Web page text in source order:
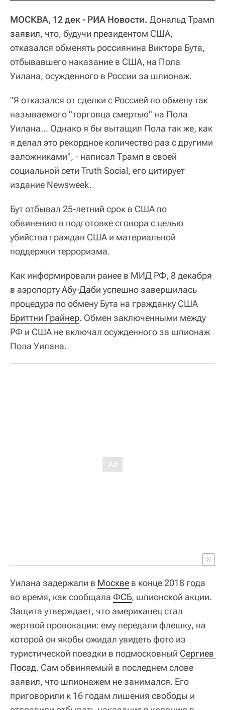
МОСКВА, 12 дек - РИА Новости. Дональд Трамп
заявил, что, будучи президентом США,
отказался обменять россиянина Виктора Бута,
отбывавшего наказание в США, на Пола
Уилана, осужденного в России за шпионаж.
"Я отказался от сделки с Россией по обмену так
называемого "торговца смертью" на Пола
Уилана... Однако я бы вытащил Пола так же, как
я делал это рекордное количество раз с другими
заложниками", - написал Трамп в своей
социальной сети Truth Social, его цитирует
издание Newsweek.
Бут отбывал 25-летний срок в США по
обвинению в подготовке сговора с целью
убийства граждан США и материальной
поддержки терроризма.
Как информировали ранее в МИД РФ, 8 декабря
в аэропортуАбу-Даби успешно завершилась
процедура по обмену Бута на гражданку США
Бриттни Грайнер. Обмен заключенными между
РФ и США не включал осужденного за шпионаж
Пола Уилана.
Уилана задержали в Москве в конце 2018 года
во время, как сообщала ФСБ, шпионской акции.
Защита утверждает, что американец стал
жертвой провокации: ему передали флешку, на
которой он якобы ожидал увидеть фото из
туристической поездки в подмосковный Сергиев
Посад. Сам обвиняемый в последнем слове
заявил, что шпионажем не занимался. Его
приговорили к 16 годам лишения свободы и